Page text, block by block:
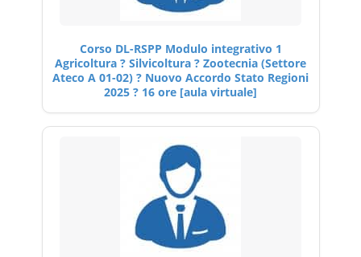
Corso DL-RSPP Modulo integrativo 1
Agricoltura ? Silvicoltura ? Zootecnia (Settore
Ateco A 01-02) ? Nuovo Accordo Stato Regioni
2025 ? 16 ore [aula virtuale]